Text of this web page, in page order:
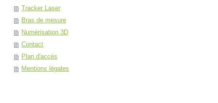
Tracker Laser
Bras de mesure
Numérisation 3D
Contact
Plan d'accès
Mentions légales